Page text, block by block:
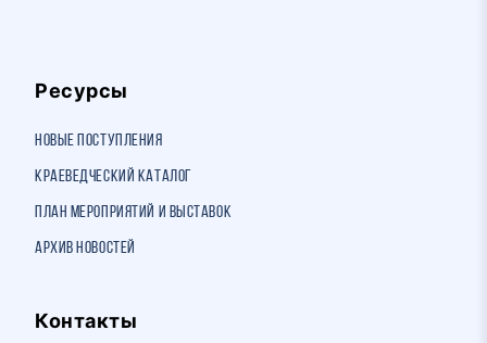
Ресурсы
Новые поступления
Краеведческий каталог
План мероприятий и выставок
Архив новостей
Контакты